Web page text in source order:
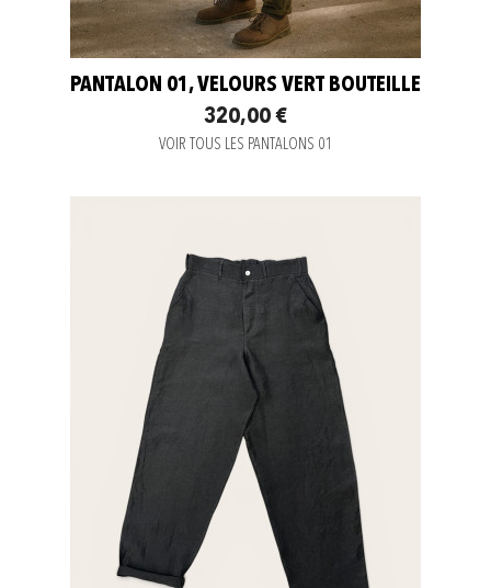
PANTALON 01, VELOURS VERT BOUTEILLE
320,00 €
VOIR TOUS LES PANTALONS 01